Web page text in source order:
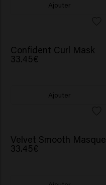
Ajouter
Confident Curl Mask
33.45€
Ajouter
Velvet Smooth Masque
33.45€